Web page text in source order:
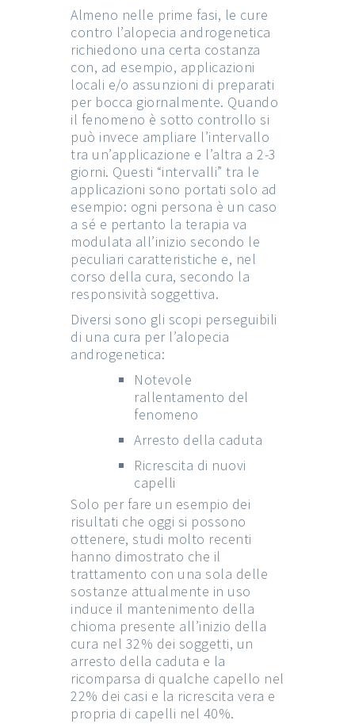
Almeno nelle prime fasi, le cure
contro l’alopecia androgenetica
richiedono una certa costanza
con, ad esempio, applicazioni
locali e/o assunzioni di preparati
per bocca giornalmente. Quando
il fenomeno è sotto controllo si
può invece ampliare l’intervallo
tra un’applicazione e l’altra a 2-3
giorni. Questi “intervalli” tra le
applicazioni sono portati solo ad
esempio: ogni persona è un caso
a sé e pertanto la terapia va
modulata all’inizio secondo le
peculiari caratteristiche e, nel
corso della cura, secondo la
responsività soggettiva.
Diversi sono gli scopi perseguibili
di una cura per l’alopecia
androgenetica:
Notevole
rallentamento del
fenomeno
Arresto della caduta
Ricrescita di nuovi
capelli
Solo per fare un esempio dei
risultati che oggi si possono
ottenere, studi molto recenti
hanno dimostrato che il
trattamento con una sola delle
sostanze attualmente in uso
induce il mantenimento della
chioma presente all’inizio della
cura nel 32% dei soggetti, un
arresto della caduta e la
ricomparsa di qualche capello nel
22% dei casi e la ricrescita vera e
propria di capelli nel 40%.